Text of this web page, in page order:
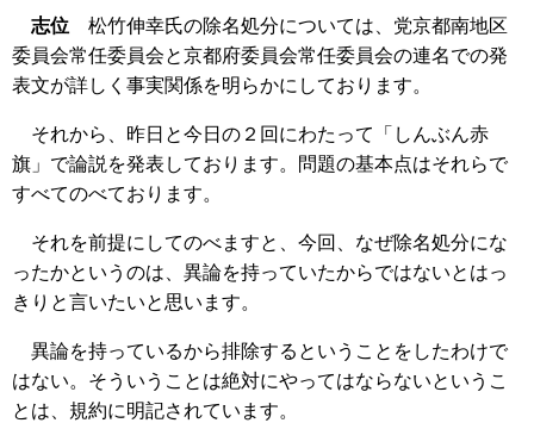
志位 松竹伸幸氏の除名処分については、党京都南地区
委員会常任委員会と京都府委員会常任委員会の連名での発
表文が詳しく事実関係を明らかにしております。
それから、昨日と今日の２回にわたって「しんぶん赤
旗」で論説を発表しております。問題の基本点はそれらで
すべてのべております。
それを前提にしてのべますと、今回、なぜ除名処分にな
ったかというのは、異論を持っていたからではないとはっ
きりと言いたいと思います。
異論を持っているから排除するということをしたわけで
はない。そういうことは絶対にやってはならないというこ
とは、規約に明記されています。